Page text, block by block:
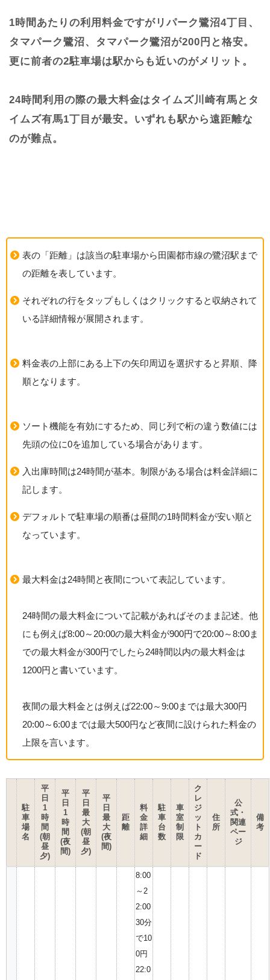
1時間あたりの利用料金ですがリパーク鷺沼4丁目、
タマパーク鷺沼、タマパーク鷺沼が200円と格安。
更に前者の2駐車場は駅からも近いのがメリット。
24時間利用の際の最大料金はタイムズ川崎有馬とタ
イムズ有馬1丁目が最安。いずれも駅から遠距離な
のが難点。
表の「距離」は該当の駐車場から田園都市線の鷺沼駅まで
の距離を表しています。
それぞれの行をタップもしくはクリックすると収納されて
いる詳細情報が展開されます。
料金表の上部にある上下の矢印周辺を選択すると昇順、降
順となります。
ソート機能を有効にするため、同じ列で桁の違う数値には
先頭の位に0を追加している場合があります。
入出庫時間は24時間が基本。制限がある場合は料金詳細に
記します。
デフォルトで駐車場の順番は昼間の1時間料金が安い順と
なっています。
最大料金は24時間と夜間について表記しています。
24時間の最大料金について記載があればそのまま記述。他
にも例えば8:00～20:00の最大料金が900円で20:00～8:00ま
での最大料金が300円でしたら24時間以内の最大料金は
1200円と書いています。
夜間の最大料金とは例えば22:00～9:00までは最大300円
20:00～6:00までは最大500円など夜間に設けられた料金の
上限を言います。
駐
車
場
名
平
日
1
時
間
(朝
昼
夕)
平
日
1
時
間
(夜
間)
平
日
最
大
(朝
昼
夕)
平
日
最
大
(夜
間)
距
離
料
金
詳
細
駐
車
台
数
車
室
制
限
ク
レ
ジ
ッ
ト
カ
ー
ド
住
所
公
式・
関連
ペー
ジ
備
考
8:00
～2
2:00
30分
で10
0円
22:0